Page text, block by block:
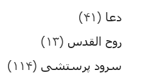
دعا (۴۱)
روح القدس (۱۳)
سرود پرستشی (۱۱۴)